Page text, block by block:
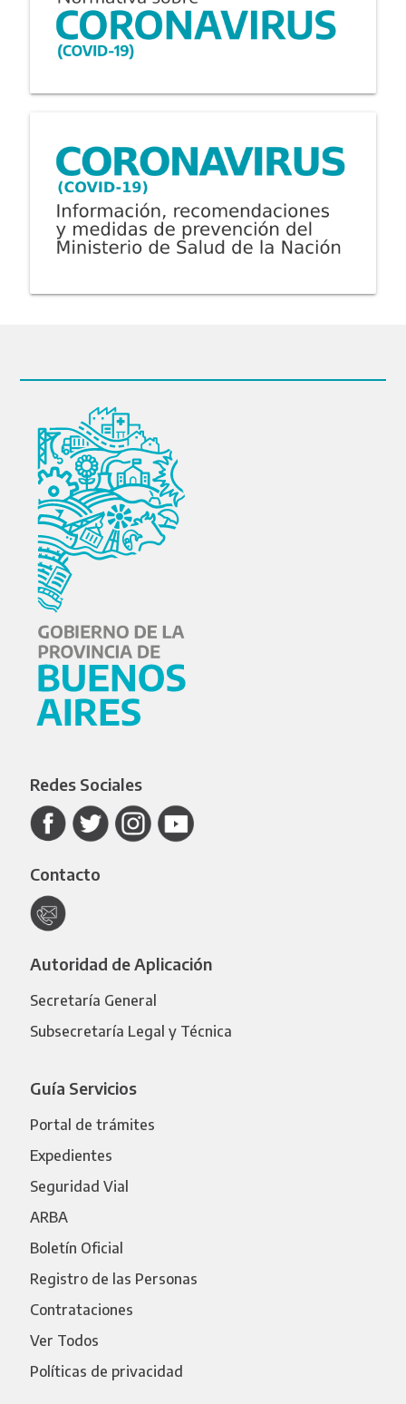
Redes Sociales
Contacto
Autoridad de Aplicación
Secretaría General
Subsecretaría Legal y Técnica
Guía Servicios
Portal de trámites
Expedientes
Seguridad Vial
ARBA
Boletín Oficial
Registro de las Personas
Contrataciones
Ver Todos
Políticas de privacidad